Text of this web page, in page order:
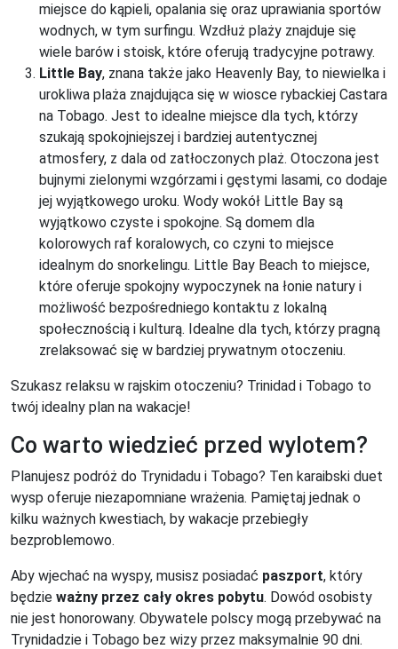
miejsce do kąpieli, opalania się oraz uprawiania sportów
wodnych, w tym surfingu. Wzdłuż plaży znajduje się
wiele barów i stoisk, które oferują tradycyjne potrawy.
Little Bay, znana także jako Heavenly Bay, to niewielka i
urokliwa plaża znajdująca się w wiosce rybackiej Castara
na Tobago. Jest to idealne miejsce dla tych, którzy
szukają spokojniejszej i bardziej autentycznej
atmosfery, z dala od zatłoczonych plaż. Otoczona jest
bujnymi zielonymi wzgórzami i gęstymi lasami, co dodaje
jej wyjątkowego uroku. Wody wokół Little Bay są
wyjątkowo czyste i spokojne. Są domem dla
kolorowych raf koralowych, co czyni to miejsce
idealnym do snorkelingu. Little Bay Beach to miejsce,
które oferuje spokojny wypoczynek na łonie natury i
możliwość bezpośredniego kontaktu z lokalną
społecznością i kulturą. Idealne dla tych, którzy pragną
zrelaksować się w bardziej prywatnym otoczeniu.
Szukasz relaksu w rajskim otoczeniu? Trinidad i Tobago to
twój idealny plan na wakacje!
Co warto wiedzieć przed wylotem?
Planujesz podróż do Trynidadu i Tobago? Ten karaibski duet
wysp oferuje niezapomniane wrażenia. Pamiętaj jednak o
kilku ważnych kwestiach, by wakacje przebiegły
bezproblemowo.
Aby wjechać na wyspy, musisz posiadać paszport, który
będzie ważny przez cały okres pobytu. Dowód osobisty
nie jest honorowany. Obywatele polscy mogą przebywać na
Trynidadzie i Tobago bez wizy przez maksymalnie 90 dni.